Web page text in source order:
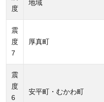
が起
道内の
が次々
度
地域
震
度
7
厚真町
震
度
6
安平町・むかわ町